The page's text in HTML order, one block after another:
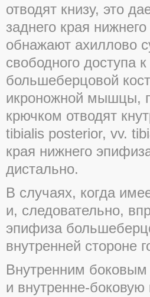
отводят книзу, это
заднего края
обнажают ахиллово
свободного доступа
большеберцовой
икроножной мышцы,
крючком отводят
tibialis posterior, vv.
края нижнего
дистально.
В случаях, когда
и, следовательно,
эпифиза
внутренней стороне
Внутренним
и внутренне-